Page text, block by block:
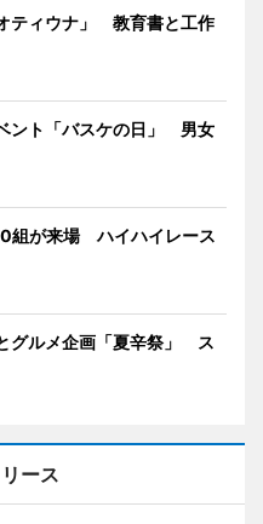
ティウナ」 教育書と工作
ント「バスケの日」 男女
組が来場 ハイハイレース
グルメ企画「夏辛祭」 ス
ース